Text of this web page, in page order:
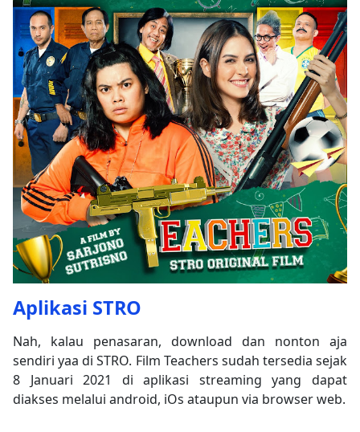
Aplikasi STRO
Nah, kalau penasaran, download dan nonton aja
sendiri yaa di STRO. Film Teachers sudah tersedia sejak
8 Januari 2021 di aplikasi streaming yang dapat
diakses melalui android, iOs ataupun via browser web.